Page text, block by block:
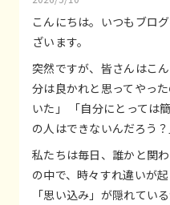
こんにちは。いつもブロ
ざいます。
突然ですが、皆さんはこ
分は良かれと思ってやっ
いた」 「自分にとっては
の人はできないんだろう？
私たちは毎日、誰かと関
の中で、時々すれ違いが
「思い込み」が隠れてい